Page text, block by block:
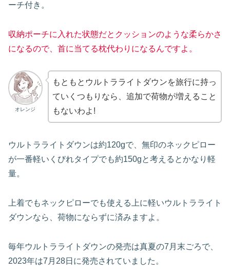
ーチ付き。
収納ポーチに入れた状態だとクッションのような柔らかさ
になるので、首に当てる枕代わりになるんですよ。
オレンジ
もともとウルトラライトダウンを旅行に持っ
ていくつもりなら、追加で荷物が増えること
もないわよ!
ウルトラライトダウンは約120gで、無印のネックピロー
が一番軽いくびれタイプでも約150gと考えるとかなり軽
量。
上着でもネックピローでも使える上に軽いウルトラライト
ダウンなら、荷物にならずに済みますよ。
毎年ウルトラライトダウンの発売は真夏の7月末ごろで、
2023年は7月28日に発売されていました。